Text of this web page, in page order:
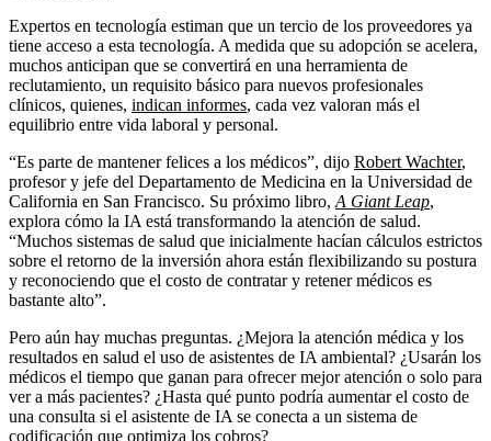
Expertos en tecnología estiman que un tercio de los proveedores ya
tiene acceso a esta tecnología. A medida que su adopción se acelera,
muchos anticipan que se convertirá en una herramienta de
reclutamiento, un requisito básico para nuevos profesionales
clínicos, quienes, indican informes, cada vez valoran más el
equilibrio entre vida laboral y personal.
“Es parte de mantener felices a los médicos”, dijo Robert Wachter,
profesor y jefe del Departamento de Medicina en la Universidad de
California en San Francisco. Su próximo libro, A Giant Leap,
explora cómo la IA está transformando la atención de salud.
“Muchos sistemas de salud que inicialmente hacían cálculos estrictos
sobre el retorno de la inversión ahora están flexibilizando su postura
y reconociendo que el costo de contratar y retener médicos es
bastante alto”.
Pero aún hay muchas preguntas. ¿Mejora la atención médica y los
resultados en salud el uso de asistentes de IA ambiental? ¿Usarán los
médicos el tiempo que ganan para ofrecer mejor atención o solo para
ver a más pacientes? ¿Hasta qué punto podría aumentar el costo de
una consulta si el asistente de IA se conecta a un sistema de
codificación que optimiza los cobros?